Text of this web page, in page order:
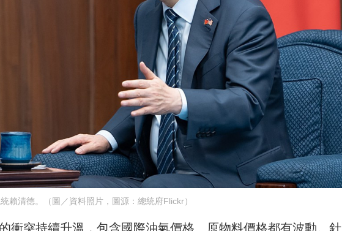
賴清德。（圖／資料照片，圖源：總統府Flickr）
衝突持續升溫，包含國際油氣價格、原物料價格都有波動。針